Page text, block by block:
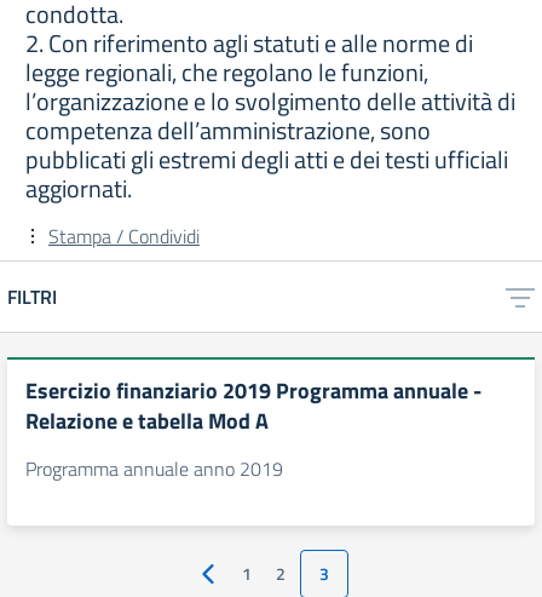
condotta.
2. Con riferimento agli statuti e alle norme di
legge regionali, che regolano le funzioni,
l’organizzazione e lo svolgimento delle attività di
competenza dell’amministrazione, sono
pubblicati gli estremi degli atti e dei testi ufficiali
aggiornati.
Stampa / Condividi
FILTRI
Esercizio finanziario 2019 Programma annuale -
Relazione e tabella Mod A
Programma annuale anno 2019
Pagina precedente
1 2 3